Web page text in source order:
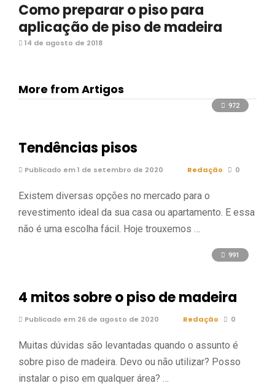
Como preparar o piso para
aplicação de piso de madeira
14 de agosto de 2018
More from Artigos
972
Tendências pisos
Publicado em 1 de setembro de 2020 Redação 0
Existem diversas opções no mercado para o
revestimento ideal da sua casa ou apartamento. E essa
não é uma escolha fácil. Hoje trouxemos …
991
4 mitos sobre o piso de madeira
Publicado em 26 de agosto de 2020 Redação 0
Muitas dúvidas são levantadas quando o assunto é
sobre piso de madeira. Devo ou não utilizar? Posso
instalar o piso em qualquer área? …